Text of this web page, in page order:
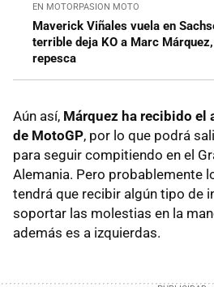
EN MOTORPASION MOTO
Maverick Viñales vuela en
terrible deja KO a Marc
repesca
Aún así, Márquez ha recibido el
de MotoGP, por lo que podrá
para seguir compitiendo en el
Alemania. Pero probablemente
tendrá que recibir algún tipo de
soportar las molestias en la
además es a izquierdas.